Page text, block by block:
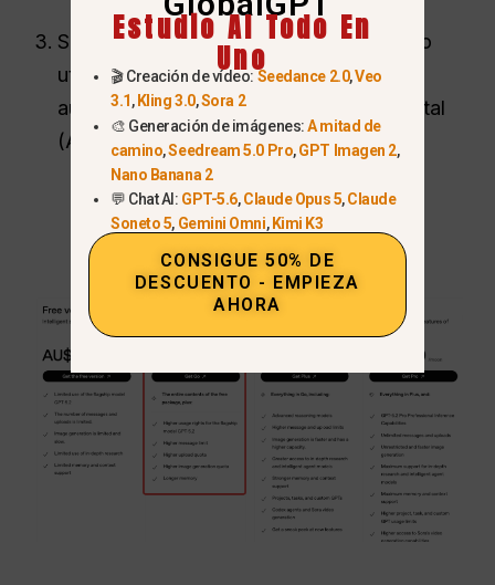
Seleccione“Try Go”y complete el pago
utilizando una tarjeta de crédito/débito
australiana estándar o un monedero digital
(Apple/Google Pay).
Estudio AI Todo En
Uno
🎬 Creación de vídeo:Seedance 2.0,Veo
3.1,Kling 3.0,Sora 2
🎨 Generación de imágenes:A mitad de
camino,Seedream 5.0 Pro,GPT Imagen 2,
Nano Banana 2
💬 Chat AI: GPT-5.6,Claude Opus 5,Claude
Soneto 5, Gemini Omni,Kimi K3
CONSIGUE 50% DE
DESCUENTO - EMPIEZA
AHORA